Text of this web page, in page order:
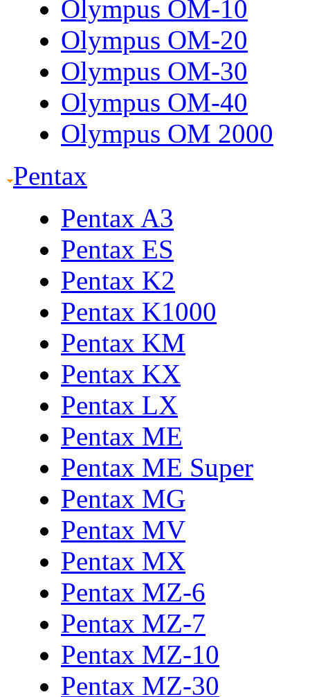
Olympus OM-10
Olympus OM-20
Olympus OM-30
Olympus OM-40
Olympus OM 2000
Pentax
Pentax A3
Pentax ES
Pentax K2
Pentax K1000
Pentax KM
Pentax KX
Pentax LX
Pentax ME
Pentax ME Super
Pentax MG
Pentax MV
Pentax MX
Pentax MZ-6
Pentax MZ-7
Pentax MZ-10
Pentax MZ-30